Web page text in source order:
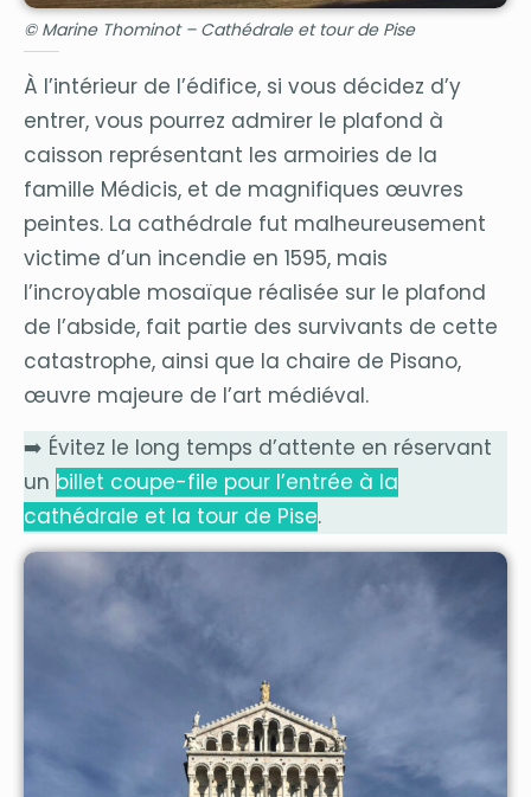
© Marine Thominot – Cathédrale et tour de Pise
À l’intérieur de l’édifice, si vous décidez d’y
entrer, vous pourrez admirer le plafond à
caisson représentant les armoiries de la
famille Médicis, et de magnifiques œuvres
peintes. La cathédrale fut malheureusement
victime d’un incendie en 1595, mais
l’incroyable mosaïque réalisée sur le plafond
de l’abside, fait partie des survivants de cette
catastrophe, ainsi que la chaire de Pisano,
œuvre majeure de l’art médiéval.
➡️ Évitez le long temps d’attente en réservant
un billet coupe-file pour l’entrée à la
cathédrale et la tour de Pise.